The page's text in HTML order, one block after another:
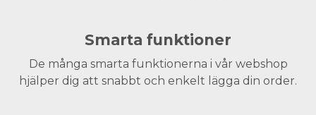
Smarta funktioner
De många smarta funktionerna i vår webshop
hjälper dig att snabbt och enkelt lägga din order.